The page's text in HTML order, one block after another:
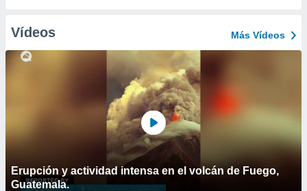
Vídeos Más Vídeos
Erupción y actividad intensa en el volcán de Fuego,
Guatemala.